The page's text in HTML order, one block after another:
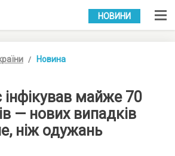
УКР РУС
НОВИНИ
Новина
інфікував майже 70
— нових випадків
ніж одужань